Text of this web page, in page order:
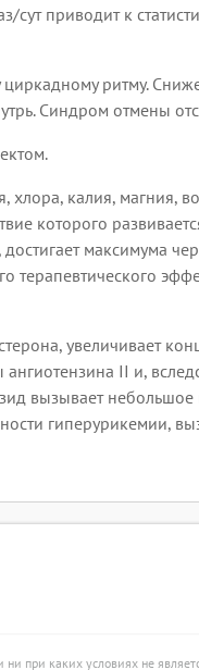
сут приводит к
циркадному ритму.
Синдром отмены
хлора, калия, магния,
которого
максимума
терапевтического
увеличивает
II и,
вызывает
гиперурикемии,
при каких условиях не